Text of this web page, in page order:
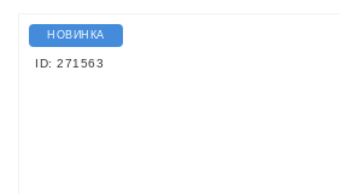
НОВИНКА
ID: 271563